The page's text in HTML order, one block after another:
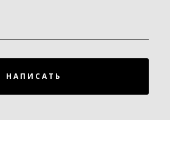
НАПИСАТЬ